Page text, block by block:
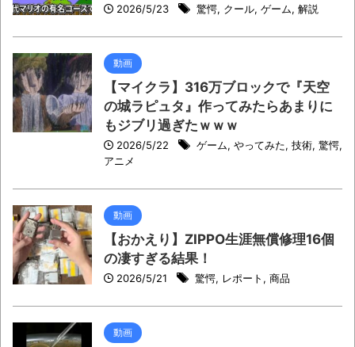
2026/5/23 驚愕, クール, ゲーム, 解説
動画
【マイクラ】316万ブロックで『天空
の城ラピュタ』作ってみたらあまりに
もジブリ過ぎたｗｗｗ
2026/5/22 ゲーム, やってみた, 技術, 驚愕,
アニメ
動画
【おかえり】ZIPPO生涯無償修理16個
の凄すぎる結果！
2026/5/21 驚愕, レポート , 商品
動画